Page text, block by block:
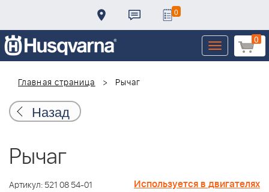
0
0
Toggle
navigation
Главная страница
Рычаг
Назад
Рычаг
Артикул: 521 08 54-01 Используется в двигателях